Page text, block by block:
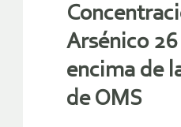
Arsénico
encima de
de OMS